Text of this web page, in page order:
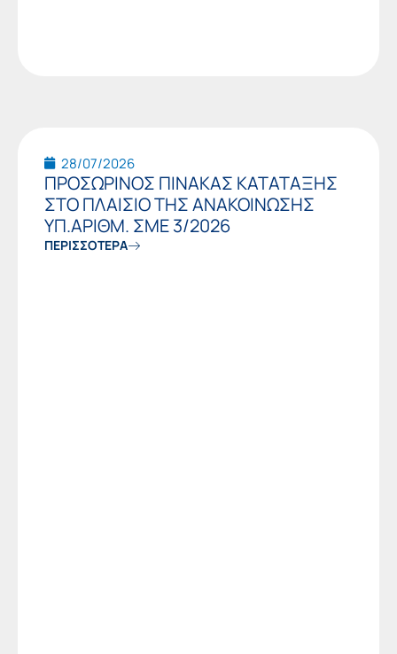
28/07/2026
ΠΡΟΣΩΡΙΝΟΣ ΠΙΝΑΚΑΣ ΚΑΤΑΤΑΞΗΣ
ΣΤΟ ΠΛΑΙΣΙΟ ΤΗΣ ΑΝΑΚΟΙΝΩΣΗΣ
ΥΠ.ΑΡΙΘΜ. ΣΜΕ 3/2026
ΠΕΡΙΣΣΟΤΕΡΑ